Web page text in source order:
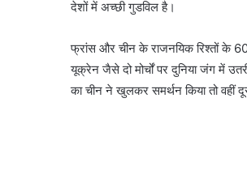
देशों में अच्छी गुडविल है।
फ्रांस और चीन के राजनयिक रिश्तों के 60
यूक्रेन जैसे दो मोर्चों पर दुनिया जंग में
का चीन ने खुलकर समर्थन किया तो वहीं